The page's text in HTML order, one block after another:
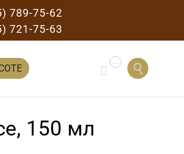
789-75-62
721-75-63
Перейти
к
 
150 мл